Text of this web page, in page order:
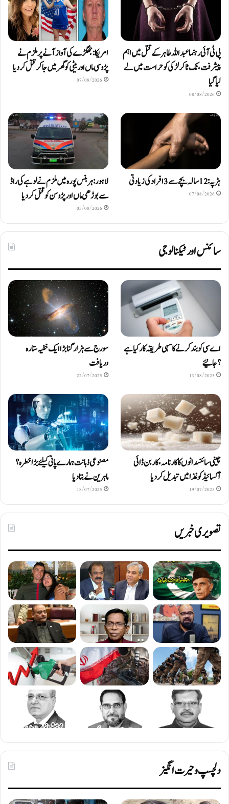
پی ٹی آئی رہنما عبداللہ طاہر کے قتل میں اہم
پیشرفت، ٹک ٹاکر لڑکی کو حراست میں لے
لیا گیا
08/08/2026
امریکا: جھگڑے کی آواز آنے پر ملزم نے
پڑوسی ماں اور بیٹی کو گھر میں جا کر قتل کر دیا
07/08/2026
ہڑپہ: 12 سالہ بچے سے 3 افراد کی زیادتی
07/08/2026
لاہور: ہربنس پورہ میں ملزم نے لوہے کی راڈ
سے بوڑھی ماں اور پڑوسن کو قتل کر دیا
05/08/2026
سائنس اور ٹیکنالوجی
اے سی کو بند کرنے کا سہی طریقہ کار کیا ہے
؟ جانیئے
13/08/2025
سورج سے ہزار گنا بڑا ایک خفیہ ستارہ
دریافت
22/07/2025
چینی سائنسدانوں کا کارنامہ، کاربن ڈائی
آکسائیڈ کو غذا میں تبدیل کردیا
19/07/2025
مصنوعی ذہانت ہمارے پانی کیلئے بڑا خطرہ؟
ماہرین نے بتا دیا
18/07/2025
تصویری خبریں
دلچسپ و حیرت انگیز